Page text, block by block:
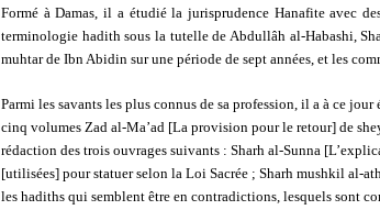
Formé à Damas, il a étudié la jurisprudence Hanafite avec
terminologie hadith sous la tutelle de Abdullâh al-Habashi,
muhtar de Ibn Abidin sur une période de sept années, et les
Parmi les savants les plus connus de sa profession, il a à ce
cinq volumes Zad al-Ma’ad [La provision pour le retour] de
rédaction des trois ouvrages suivants : Sharh al-Sunna
[utilisées] pour statuer selon la Loi Sacrée ; Sharh mushkil al-
les hadiths qui semblent être en contradictions, lesquels sont